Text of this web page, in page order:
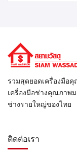
รวมสุดยอดเครื่องมือ
เครื่องมือช่างคุณภาพ
ช่างรายใหญ่ของไทย
ติดต่อเรา